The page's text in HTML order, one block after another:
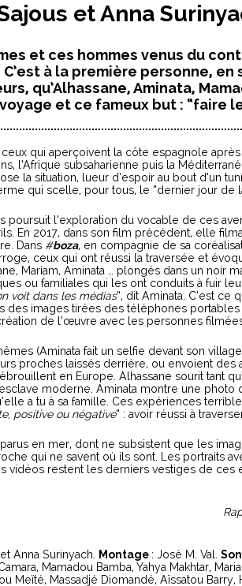
et Anna
et ces hommes venus du
à la première personne, en
qu’Alhassane, Aminata,
et ce fameux but : “faire
qui aperçoivent la côte espagnole après
l’Afrique subsaharienne puis la
la situation, lueur d’espoir au bout d’un
qui scelle, pour tous, le “dernier jour de la
poursuit l’exploration du vocable de ces
En 2017, dans son film précédent, elle
Dans #boza, en compagnie de sa
ceux qui ont réussi la traversée et
Mariam, Aminata … plongés dans un noir
ou familiales qui les ont conduits à fuir
voit dans les médias”, dit Aminata. C’est ce
des images tirées des téléphones
de l’œuvre avec les personnes
(Aminata fait un selfie devant son
proches laissés derrière, ou envoient des
en Europe. Alhassane sourit tant
moderne. Aminata montre une photo
a tu à sa famille. Ces expériences
positive ou négative” : avoir réussi à
en mer, dont ne subsistent que les
qui ne savent où ils sont. Les portraits
vidéos restent les derniers vestiges de ces
Anna Surinyach. Montage : José M. Val. Son
Mamadou Bamba, Yahya Makhtar,
Meïté, Massadjé Diomandé, Aïssatou Barry,